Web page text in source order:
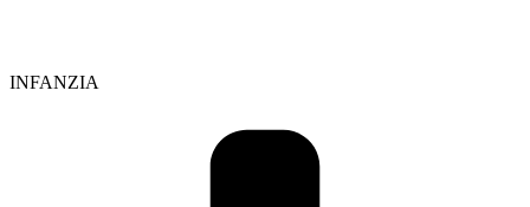
INFANZIA